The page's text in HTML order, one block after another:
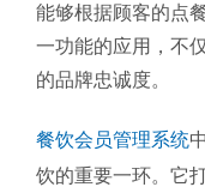
能够根据顾客的点
一功能的应用，不
的品牌忠诚度。
餐饮会员管理系统
饮的重要一环。它